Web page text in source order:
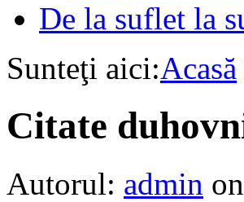
De la suflet la
Sunteţi aici:Acasă
Citate
Autorul: admin